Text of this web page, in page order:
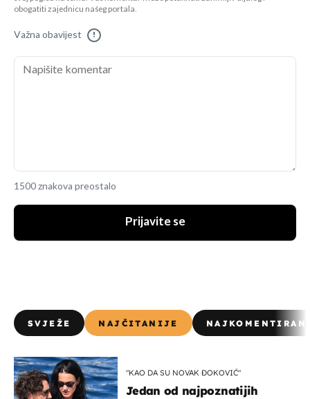
obogatiti zajednicu našeg portala.
Važna obavijest !
1500 znakova preostalo
Prijavite se
SVJEŽE NAJČITANIJE
"KAO DA SU NOVAK ĐOKOVIĆ"
Jedan od najpoznatijih